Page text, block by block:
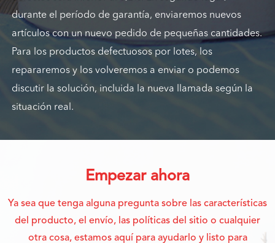
durante el período de garantía, enviaremos nuevos
artículos con un nuevo pedido de pequeñas cantidades.
Para los productos defectuosos por lotes, los
repararemos y los volveremos a enviar o podemos
discutir la solución, incluida la nueva llamada según la
situación real.
Empezar ahora
Ya sea que tenga alguna pregunta sobre las características
del producto, el envío, las políticas del sitio o cualquier
otra cosa, estamos aquí para ayudarlo y listo para